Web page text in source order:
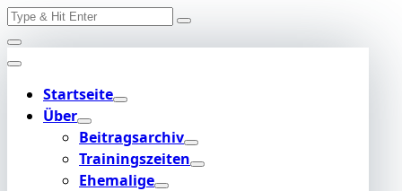
Skip
to
content
Search
Startseite
Über
Beitragsarchiv
Trainingszeiten
Ehemalige